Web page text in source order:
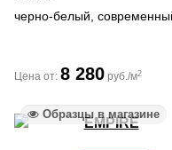
черно-белый,
Цена от: 8 280 руб./м2
Образцы в магазине